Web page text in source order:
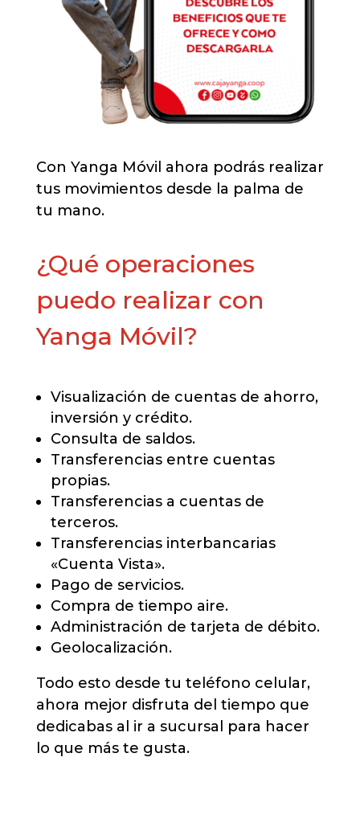
Con Yanga Móvil ahora podrás realizar
tus movimientos desde la palma de
tu mano.
¿Qué operaciones
puedo realizar con
Yanga Móvil?
Visualización de cuentas de ahorro,
inversión y crédito.
Consulta de saldos.
Transferencias entre cuentas
propias.
Transferencias a cuentas de
terceros.
Transferencias interbancarias
«Cuenta Vista».
Pago de servicios.
Compra de tiempo aire.
Administración de tarjeta de débito.
Geolocalización.
Todo esto desde tu teléfono celular,
ahora mejor disfruta del tiempo que
dedicabas al ir a sucursal para hacer
lo que más te gusta.